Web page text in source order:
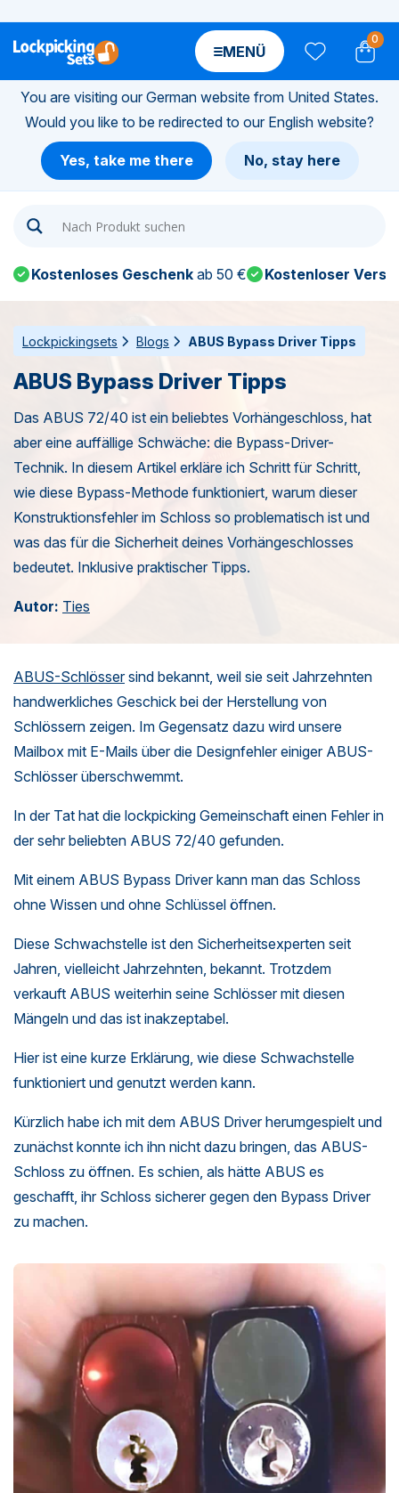
0
MENÜ
You are visiting our German website from United States.
Would you like to be redirected to our English website?
Yes, take me there No, stay here
Kostenloses Geschenk ab 50 € Kostenloser
Lockpickingsets Blogs ABUS Bypass Driver Tipps
ABUS Bypass Driver Tipps
Das ABUS 72/40 ist ein beliebtes Vorhängeschloss, hat
aber eine auffällige Schwäche: die Bypass-Driver-
Technik. In diesem Artikel erkläre ich Schritt für Schritt,
wie diese Bypass-Methode funktioniert, warum dieser
Konstruktionsfehler im Schloss so problematisch ist und
was das für die Sicherheit deines Vorhängeschlosses
bedeutet. Inklusive praktischer Tipps.
Autor: Ties
ABUS-Schlössersind bekannt, weil sie seit Jahrzehnten
handwerkliches Geschick bei der Herstellung von
Schlössern zeigen. Im Gegensatz dazu wird unsere
Mailbox mit E-Mails über die Designfehler einiger ABUS-
Schlösser überschwemmt.
In der Tat hat die lockpicking Gemeinschaft einen Fehler in
der sehr beliebten ABUS 72/40 gefunden.
Mit einem ABUS Bypass Driver kann man das Schloss
ohne Wissen und ohne Schlüssel öffnen.
Diese Schwachstelle ist den Sicherheitsexperten seit
Jahren, vielleicht Jahrzehnten, bekannt. Trotzdem
verkauft ABUS weiterhin seine Schlösser mit diesen
Mängeln und das ist inakzeptabel.
Hier ist eine kurze Erklärung, wie diese Schwachstelle
funktioniert und genutzt werden kann.
Kürzlich habe ich mit dem ABUS Driver herumgespielt und
zunächst konnte ich ihn nicht dazu bringen, das ABUS-
Schloss zu öffnen. Es schien, als hätte ABUS es
geschafft, ihr Schloss sicherer gegen den Bypass Driver
zu machen.